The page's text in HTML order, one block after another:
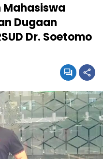
Mahasiswa
Dugaan
Dr. Soetomo